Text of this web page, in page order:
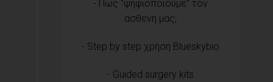
- Πως “ψηφιοποιούμε” τον
ασθενή μας;
- Step by step χρήση Blueskybio
- Guided surgery kits